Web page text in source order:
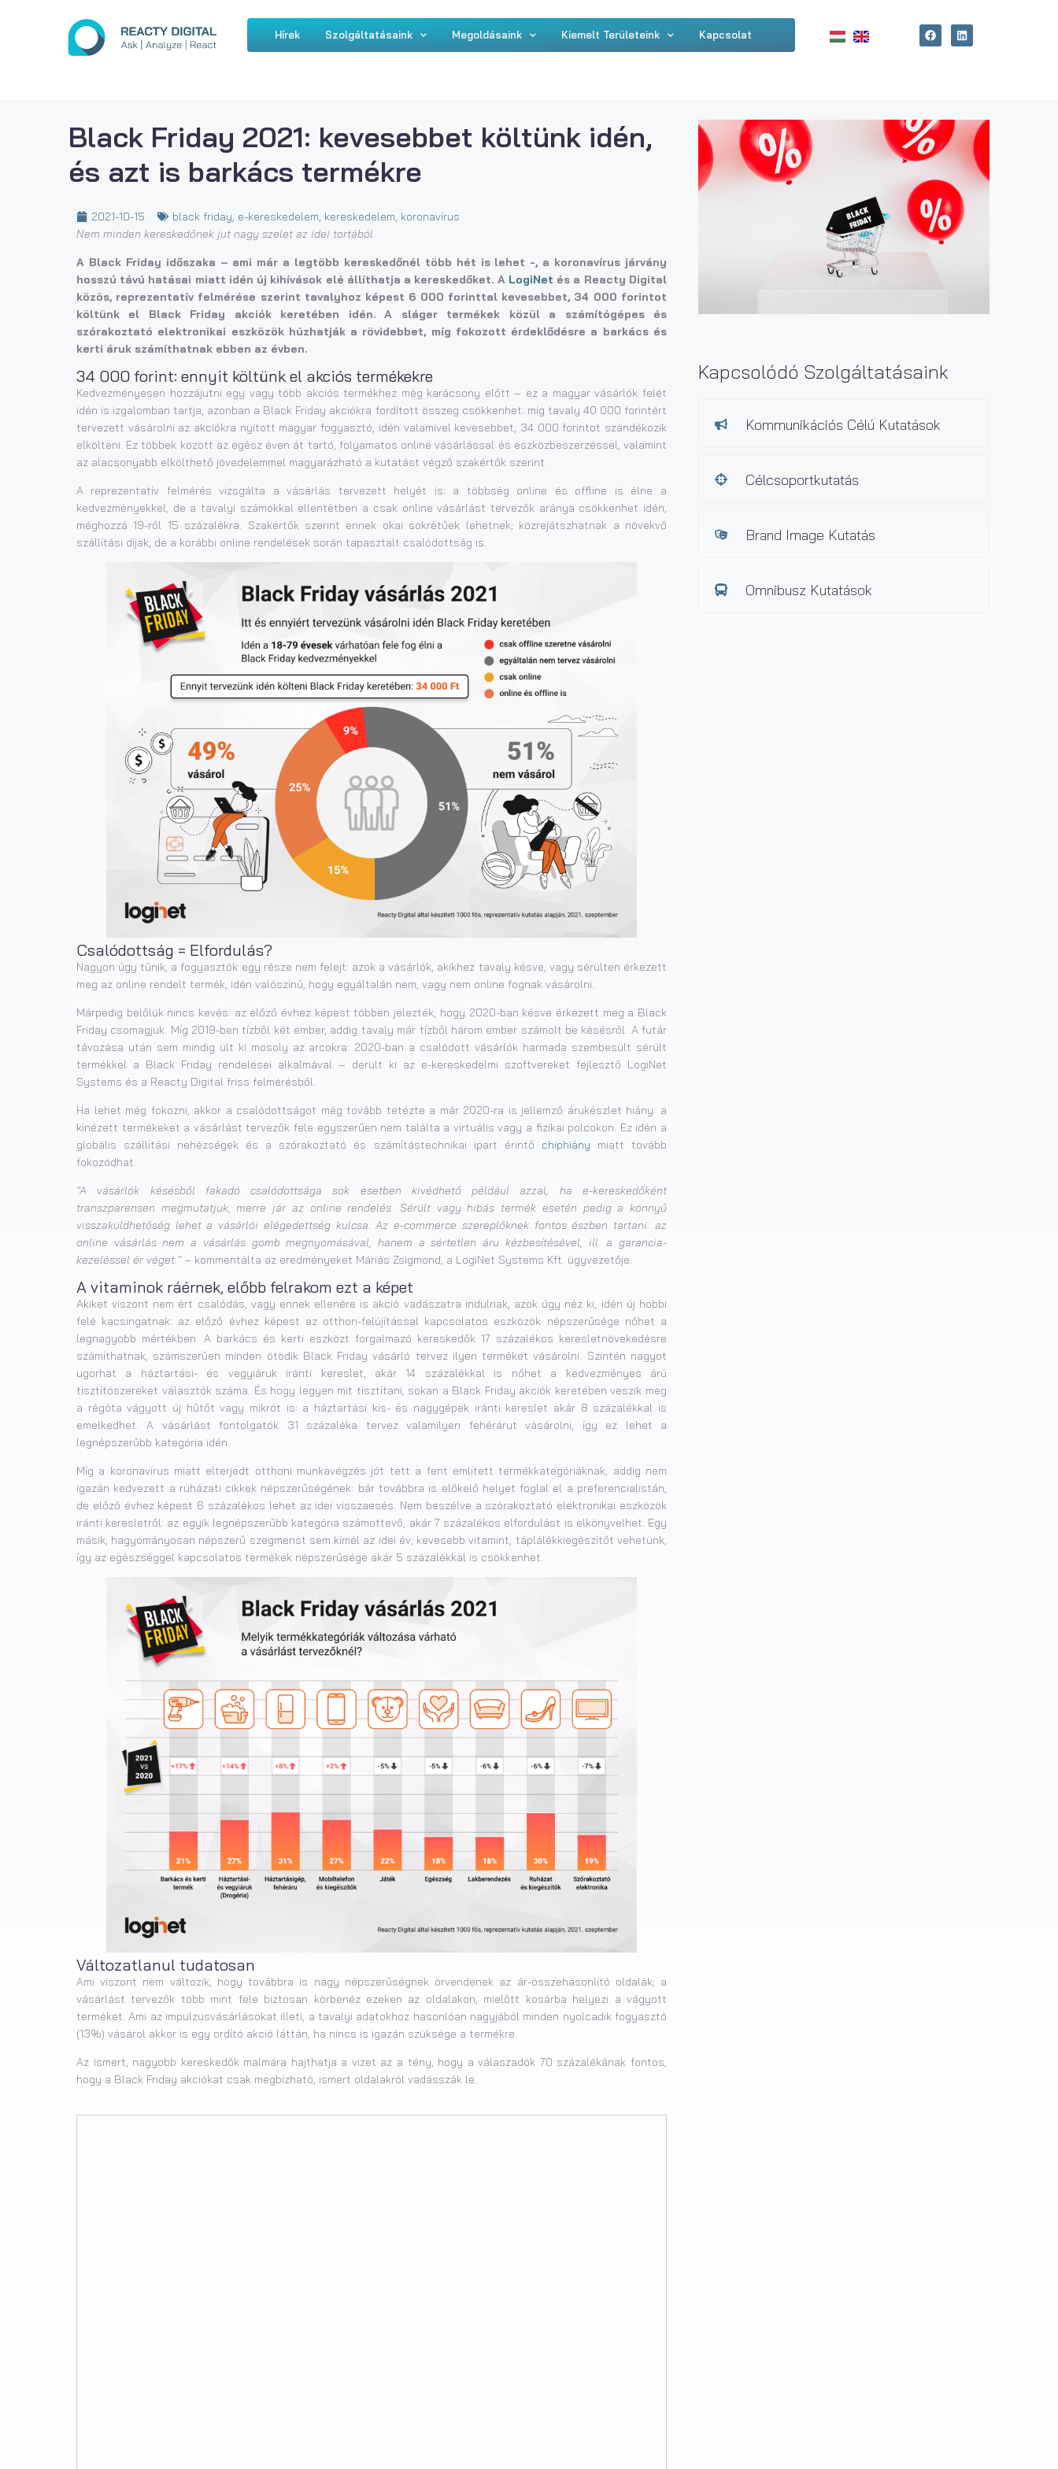
Hírek Szolgáltatásaink Megoldásaink Kiemelt Területeink Kapcsolat
Black Friday 2021: kevesebbet költünk idén,
és azt is barkács termékre
2021-10-15 black friday, e-kereskedelem, kereskedelem, koronavírus
Nem minden kereskedőnek jut nagy szelet az idei tortából
A Black Friday időszaka – ami már a legtöbb kereskedőnél több hét is lehet -, a koronavírus járvány
hosszú távú hatásai miatt idén új kihívások elé állíthatja a kereskedőket. A LogiNet és a Reacty Digital
közös, reprezentatív felmérése szerint tavalyhoz képest 6 000 forinttal kevesebbet, 34 000 forintot
költünk el Black Friday akciók keretében idén. A sláger termékek közül a számítógépes és
szórakoztató elektronikai eszközök húzhatják a rövidebbet, míg fokozott érdeklődésre a barkács és
kerti áruk számíthatnak ebben az évben.
34 000 forint: ennyit költünk el akciós termékekre
Kedvezményesen hozzájutni egy vagy több akciós termékhez még karácsony előtt – ez a magyar vásárlók felét
idén is izgalomban tartja, azonban a Black Friday akciókra fordított összeg csökkenhet: míg tavaly 40 000 forintért
tervezett vásárolni az akciókra nyitott magyar fogyasztó, idén valamivel kevesebbet, 34 000 forintot szándékozik
elkölteni. Ez többek között az egész éven át tartó, folyamatos online vásárlással és eszközbeszerzéssel, valamint
az alacsonyabb elkölthető jövedelemmel magyarázható a kutatást végző szakértők szerint.
A reprezentatív felmérés vizsgálta a vásárlás tervezett helyét is: a többség online és offline is élne a
kedvezményekkel, de a tavalyi számokkal ellentétben a csak online vásárlást tervezők aránya csökkenhet idén,
méghozzá 19-ről 15 százalékra. Szakértők szerint ennek okai sokrétűek lehetnek; közrejátszhatnak a növekvő
szállítási díjak, de a korábbi online rendelések során tapasztalt csalódottság is.
Csalódottság = Elfordulás?
Nagyon úgy tűnik, a fogyasztók egy része nem felejt: azok a vásárlók, akikhez tavaly késve, vagy sérülten érkezett
meg az online rendelt termék, idén valószínű, hogy egyáltalán nem, vagy nem online fognak vásárolni.
Márpedig belőlük nincs kevés: az előző évhez képest többen jelezték, hogy 2020-ban késve érkezett meg a Black
Friday csomagjuk. Míg 2019-ben tízből két ember, addig tavaly már tízből három ember számolt be késésről. A futár
távozása után sem mindig ült ki mosoly az arcokra: 2020-ban a csalódott vásárlók harmada szembesült sérült
termékkel a Black Friday rendelései alkalmával – derült ki az e-kereskedelmi szoftvereket fejlesztő LogiNet
Systems és a Reacty Digital friss felmérésből.
Ha lehet még fokozni, akkor a csalódottságot még tovább tetézte a már 2020-ra is jellemző árukészlet hiány: a
kinézett termékeket a vásárlást tervezők fele egyszerűen nem találta a virtuális vagy a fizikai polcokon. Ez idén a
globális szállítási nehézségek és a szórakoztató és számítástechnikai ipart érintő chiphiány miatt tovább
fokozódhat.
“A vásárlók késésből fakadó csalódottsága sok esetben kivédhető például azzal, ha e-kereskedőként
transzparensen megmutatjuk, merre jár az online rendelés. Sérült vagy hibás termék esetén pedig a könnyű
visszaküldhetőség lehet a vásárlói elégedettség kulcsa. Az e-commerce szereplőknek fontos észben tartani: az
online vásárlás nem a vásárlás gomb megnyomásával, hanem a sértetlen áru kézbesítésével, ill. a garancia-
kezeléssel ér véget.” – kommentálta az eredményeket Máriás Zsigmond, a LogiNet Systems Kft. ügyvezetője.
A vitaminok ráérnek, előbb felrakom ezt a képet
Akiket viszont nem ért csalódás, vagy ennek ellenére is akció vadászatra indulnak, azok úgy néz ki, idén új hobbi
felé kacsingatnak: az előző évhez képest az otthon-felújítással kapcsolatos eszközök népszerűsége nőhet a
legnagyobb mértékben. A barkács és kerti eszközt forgalmazó kereskedők 17 százalékos keresletnövekedésre
számíthatnak, számszerűen minden ötödik Black Friday vásárló tervez ilyen terméket vásárolni. Szintén nagyot
ugorhat a háztartási- és vegyiáruk iránti kereslet, akár 14 százalékkal is nőhet a kedvezményes árú
tisztítószereket választók száma. És hogy legyen mit tisztítani, sokan a Black Friday akciók keretében veszik meg
a régóta vágyott új hűtőt vagy mikrót is: a háztartási kis- és nagygépek iránti kereslet akár 8 százalékkal is
emelkedhet. A vásárlást fontolgatók 31 százaléka tervez valamilyen fehérárut vásárolni, így ez lehet a
legnépszerűbb kategória idén.
Míg a koronavírus miatt elterjedt otthoni munkavégzés jót tett a fent említett termékkategóriáknak, addig nem
igazán kedvezett a ruházati cikkek népszerűségének: bár továbbra is előkelő helyet foglal el a preferencialistán,
de előző évhez képest 6 százalékos lehet az idei visszaesés. Nem beszélve a szórakoztató elektronikai eszközök
iránti keresletről: az egyik legnépszerűbb kategória számottevő, akár 7 százalékos elfordulást is elkönyvelhet. Egy
másik, hagyományosan népszerű szegmenst sem kímél az idei év; kevesebb vitamint, táplálékkiegészítőt vehetünk,
így az egészséggel kapcsolatos termékek népszerűsége akár 5 százalékkal is csökkenhet.
Változatlanul tudatosan
Ami viszont nem változik, hogy továbbra is nagy népszerűségnek örvendenek az ár-összehasonlító oldalak; a
vásárlást tervezők több mint fele biztosan körbenéz ezeken az oldalakon, mielőtt kosárba helyezi a vágyott
terméket. Ami az impulzusvásárlásokat illeti, a tavalyi adatokhoz hasonlóan nagyjából minden nyolcadik fogyasztó
(13%) vásárol akkor is egy ordító akció láttán, ha nincs is igazán szüksége a termékre.
Az ismert, nagyobb kereskedők malmára hajthatja a vizet az a tény, hogy a válaszadók 70 százalékának fontos,
hogy a Black Friday akciókat csak megbízható, ismert oldalakról vadásszák le.
Kapcsolódó Szolgáltatásaink
Kommunikációs Célú Kutatások
Célcsoportkutatás
Brand Image Kutatás
Omnibusz Kutatások